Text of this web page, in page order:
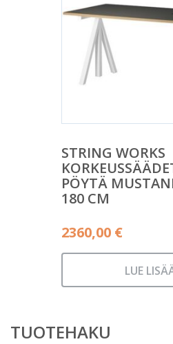
STRING WORKS
PÖYTÄ
180 CM
2360,00 €
LUE
TUOTEHAKU